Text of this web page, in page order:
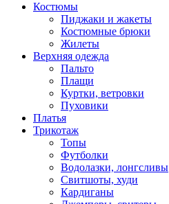
Костюмы
Пиджаки и жакеты
Костюмные брюки
Жилеты
Верхняя одежда
Пальто
Плащи
Куртки, ветровки
Пуховики
Платья
Трикотаж
Топы
Футболки
Водолазки, лонгсливы
Свитшоты, худи
Кардиганы